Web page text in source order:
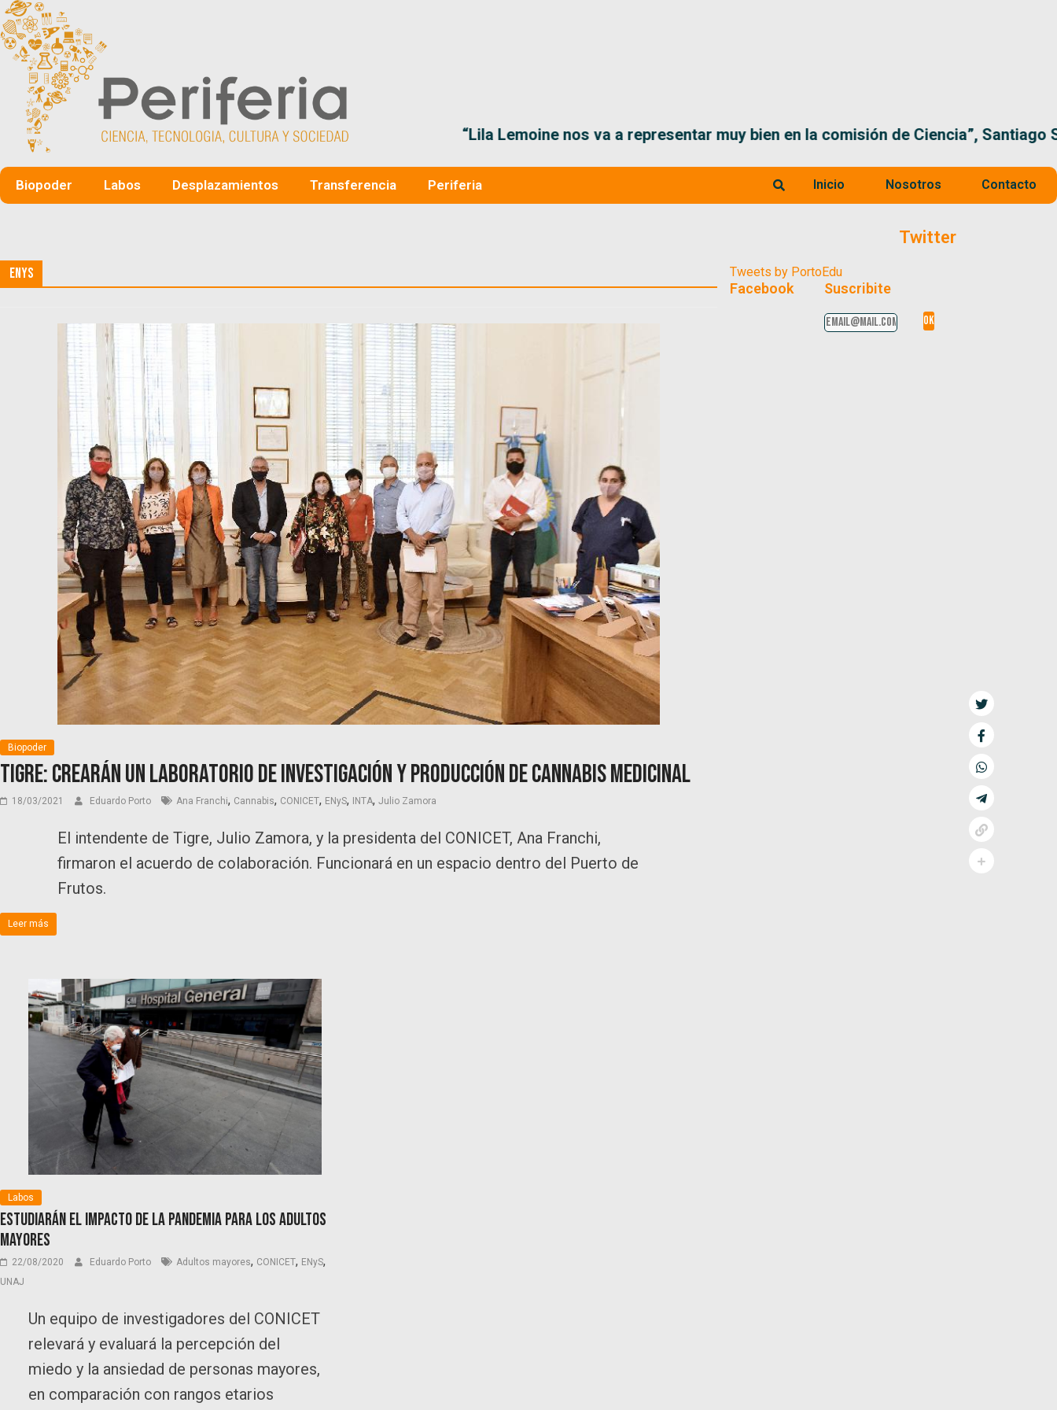
“Lila Lemoine nos va a representar muy bien en la comisión de Ciencia”, Santiago Santurio
Biopoder Labos Desplazamientos Transferencia Periferia Inicio Nosotros Contacto
ENyS
Biopoder
Tigre: crearán un laboratorio de investigación y producción de cannabis medicinal
18/03/2021 Eduardo Porto Ana Franchi, Cannabis, CONICET, ENyS, INTA, Julio Zamora
El intendente de Tigre, Julio Zamora, y la presidenta del CONICET, Ana Franchi,
firmaron el acuerdo de colaboración. Funcionará en un espacio dentro del Puerto de
Frutos.
Leer más
Labos
Estudiarán el impacto de la pandemia para los adultos
mayores
22/08/2020 Eduardo Porto Adultos mayores, CONICET, ENyS,
UNAJ
Un equipo de investigadores del CONICET
relevará y evaluará la percepción del
miedo y la ansiedad de personas mayores,
en comparación con rangos etarios
Twitter
Tweets by PortoEdu
Facebook Suscribite